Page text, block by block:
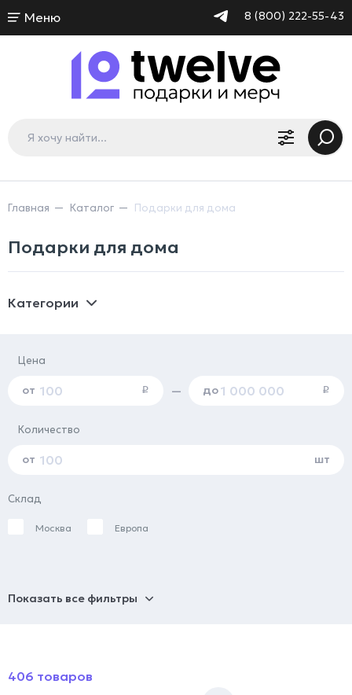
Меню 8 (800) 222-55-43
Главная Каталог Подарки для дома
Подарки для дома
Категории
Цена
от i — до i
Количество
от шт
Склад
Москва Европа
Показать все фильтры
406 товаров